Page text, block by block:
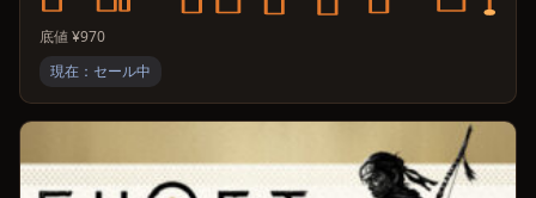
底値 ¥970
現在：セール中